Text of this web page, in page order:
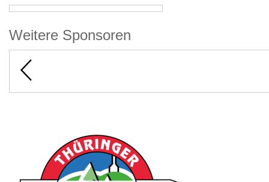
Weitere Sponsoren